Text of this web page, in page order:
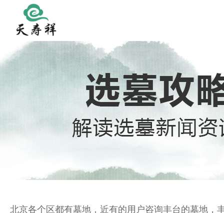
北京各个区都有墓地，近有的用户咨询丰台的墓地，